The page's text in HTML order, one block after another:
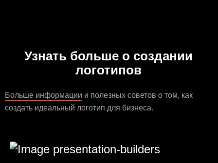
Узнать больше о создании
логотипов
Больше информации и полезных советов о том, как
создать идеальный логотип для бизнеса.